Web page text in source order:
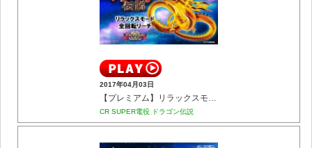
2017年04月03日
【プレミアム】リラックスモード 全回転リーチ
CR SUPER電役 ドラゴン伝説